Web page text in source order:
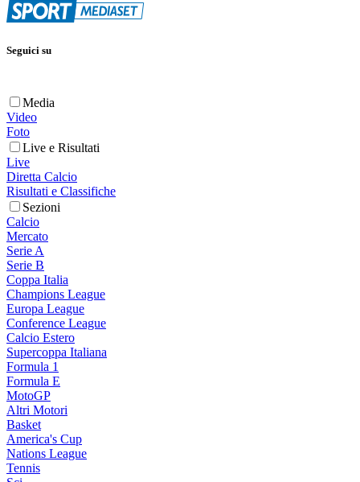
Seguici su
Media
Video
Foto
Live e Risultati
Live
Diretta Calcio
Risultati e Classifiche
Sezioni
Calcio
Mercato
Serie A
Serie B
Coppa Italia
Champions League
Europa League
Conference League
Calcio Estero
Supercoppa Italiana
Formula 1
Formula E
MotoGP
Altri Motori
Basket
America's Cup
Nations League
Tennis